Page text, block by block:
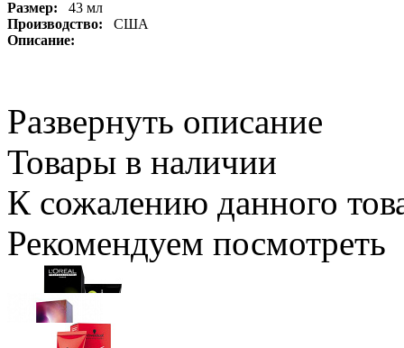
Размер:
43 мл
Производство:
США
Описание:
Развернуть описание
Товары в наличии
К сожалению данного
Рекомендуем посмотреть